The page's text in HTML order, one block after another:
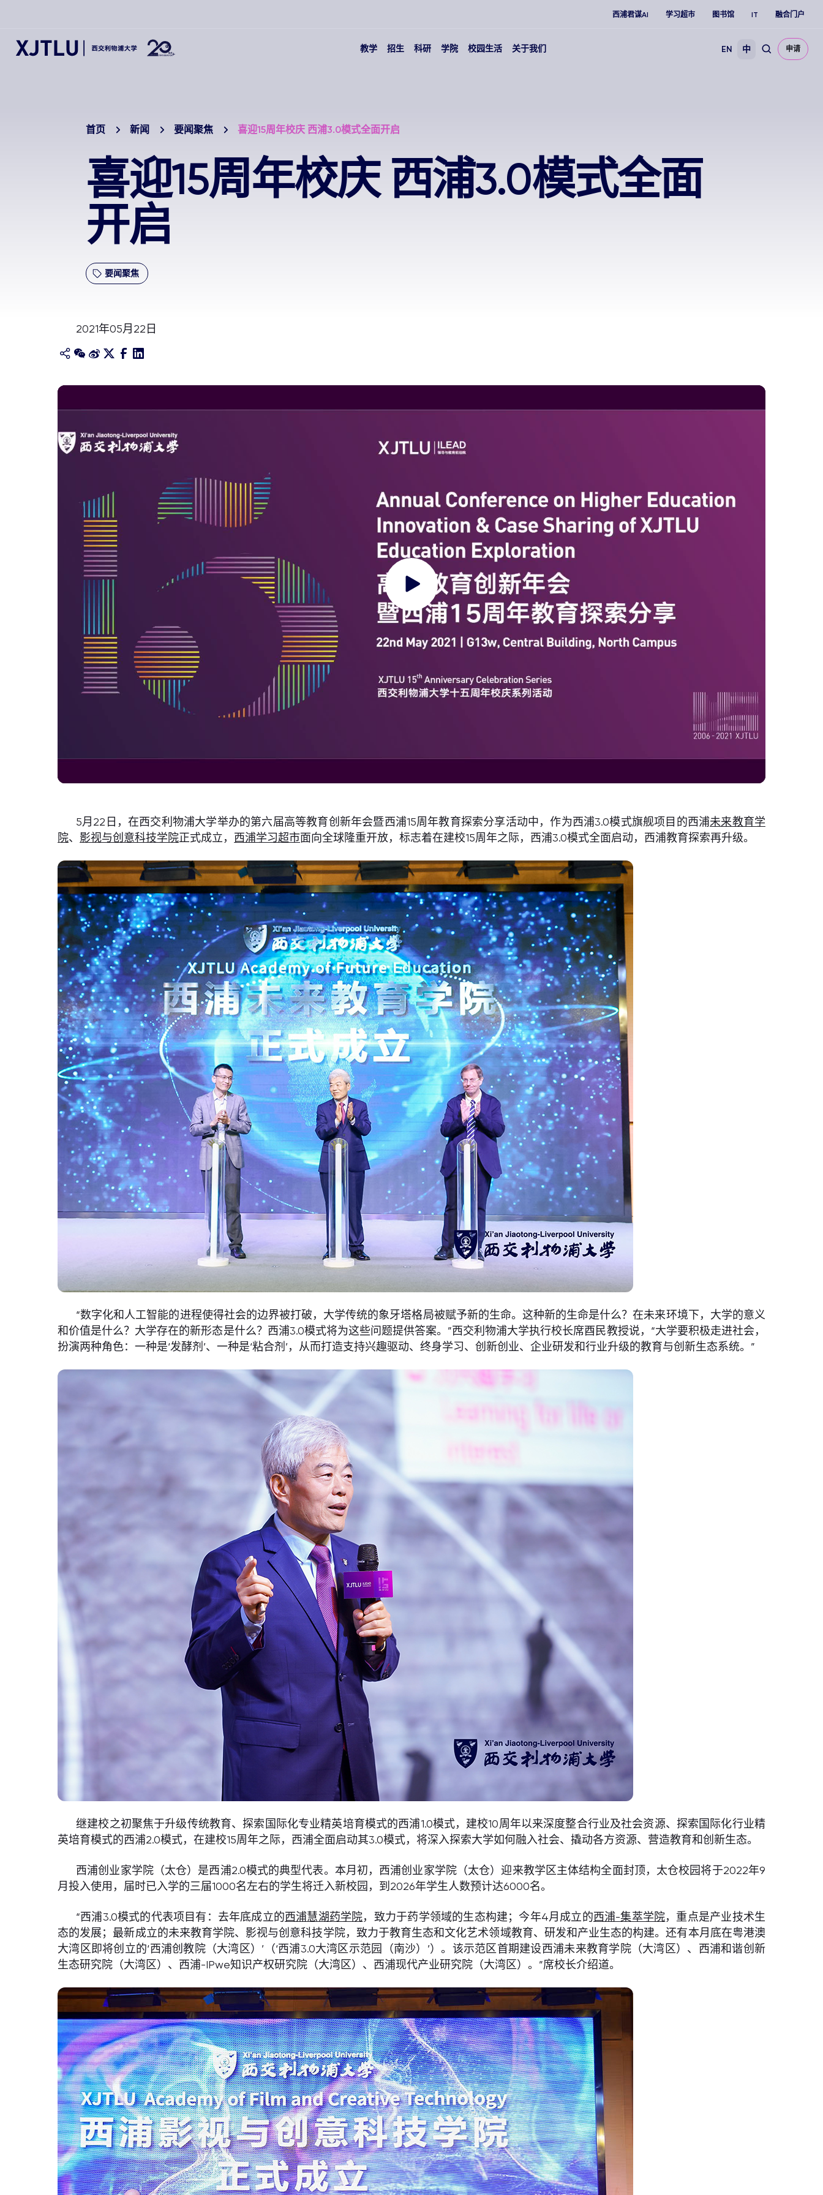
西浦君谋AI 学习超市 图书馆 IT 融合门户
教学 招生 科研 学院 校园生活 关于我们 EN 中 申请
首页 新闻 要闻聚焦 喜迎15周年校庆 西浦3.0模式全面开启
喜迎15周年校庆 西浦3.0模式全面
开启
要闻聚焦
2021年05月22日
5月22日，在西交利物浦大学举办的第六届高等教育创新年会暨西浦15周年教育探索分享活动中，作为西浦3.0模式旗舰项目的西浦未来教育学
院、 影视与创意科技学院正式成立， 西浦学习超市面向全球隆重开放，标志着在建校15周年之际，西浦3.0模式全面启动，西浦教育探索再升级。
“数字化和人工智能的进程使得社会的边界被打破，大学传统的象牙塔格局被赋予新的生命。这种新的生命是什么？在未来环境下，大学的意义
和价值是什么？大学存在的新形态是什么？西浦3.0模式将为这些问题提供答案。”西交利物浦大学执行校长席酉民教授说，“大学要积极走进社会，
扮演两种角色：一种是‘发酵剂’、一种是‘粘合剂’，从而打造支持兴趣驱动、终身学习、创新创业、企业研发和行业升级的教育与创新生态系统。”
继建校之初聚焦于升级传统教育、探索国际化专业精英培育模式的西浦1.0模式，建校10周年以来深度整合行业及社会资源、探索国际化行业精
英培育模式的西浦2.0模式，在建校15周年之际，西浦全面启动其3.0模式，将深入探索大学如何融入社会、撬动各方资源、营造教育和创新生态。
西浦创业家学院（太仓）是西浦2.0模式的典型代表。本月初，西浦创业家学院（太仓）迎来教学区主体结构全面封顶，太仓校园将于2022年9
月投入使用，届时已入学的三届1000名左右的学生将迁入新校园，到2026年学生人数预计达6000名。
“西浦3.0模式的代表项目有：去年底成立的西浦慧湖药学院，致力于药学领域的生态构建；今年4月成立的西浦-集萃学院，重点是产业技术生
态的发展；最新成立的未来教育学院、影视与创意科技学院，致力于教育生态和文化艺术领域教育、研发和产业生态的构建。还有本月底在粤港澳
大湾区即将创立的‘西浦创教院（大湾区）’（‘西浦3.0大湾区示范园（南沙）’）。该示范区首期建设西浦未来教育学院（大湾区）、西浦和谐创新
生态研究院（大湾区）、西浦-IPwe知识产权研究院（大湾区）、西浦现代产业研究院（大湾区）。”席校长介绍道。